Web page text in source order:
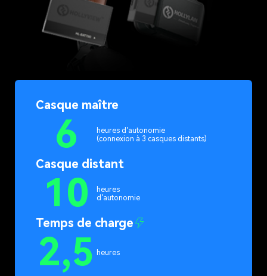
Casque maître
6
heures d’autonomie
(connexion à 3 casques distants)
Casque distant
10
heures
d’autonomie
Temps de charge
2,5 heures